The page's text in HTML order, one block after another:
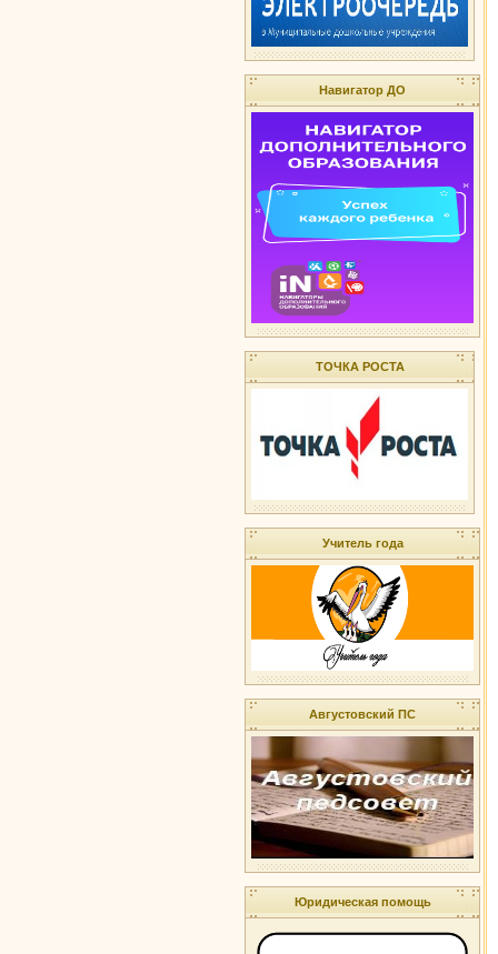
Навигатор ДО
ТОЧКА РОСТА
Учитель года
Августовский ПС
Юридическая помощь